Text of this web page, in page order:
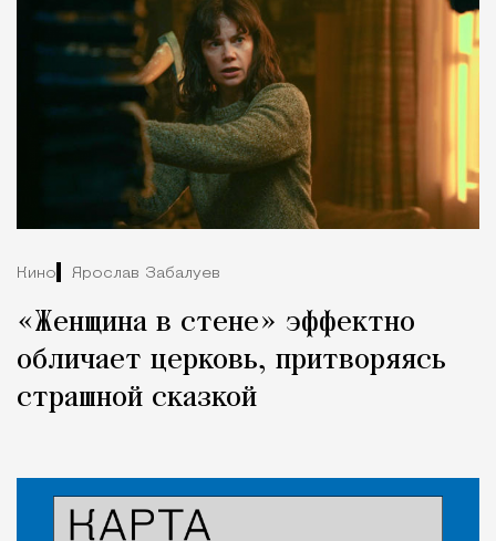
Кино Ярослав Забалуев
«Женщина в стене» эффектно
обличает церковь, притворяясь
страшной сказкой